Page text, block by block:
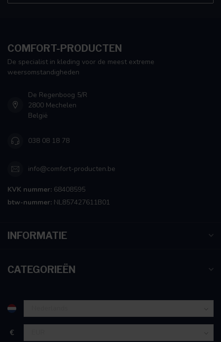
COMFORT-PRODUCTEN
De specialist in kleding voor de meest extreme
weersomstandigheden
De Regenboog 5/R
2800 Mechelen
België
038 08 18 78
info@comfort-producten.be
KVK nummer: 68408595
btw-nummer: NL857427611B01
INFORMATIE
CATEGORIEËN
€